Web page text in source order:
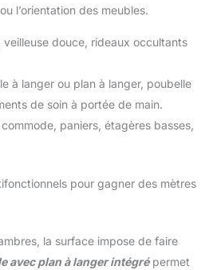
l’orientation des meubles.
veilleuse douce, rideaux occultants
à langer ou plan à langer, poubelle
de soin à portée de main.
paniers, étagères basses,
pour gagner des mètres
la surface impose de faire
avec plan à langer intégrépermet